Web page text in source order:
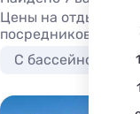
Цены на отдых в
посредников!
С бассейном